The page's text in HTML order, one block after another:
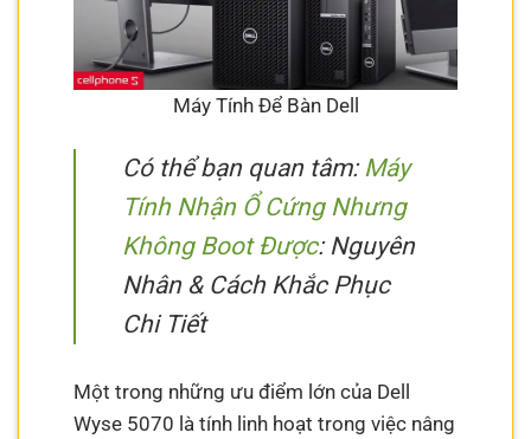
Máy Tính Để Bàn Dell
Có thể bạn quan tâm: Máy
Tính Nhận Ổ Cứng Nhưng
Không Boot Được: Nguyên
Nhân & Cách Khắc Phục
Chi Tiết
Một trong những ưu điểm lớn của Dell
Wyse 5070 là tính linh hoạt trong việc nâng